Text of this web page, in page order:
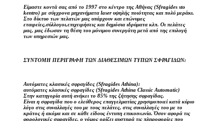
Είμαστε κοντά σας από το 1997 στο κέντρο της Αθήνας (Sfragides sto
kentro) με σύγχρονα μηχανήματα laser υψηλής ποιότητας και πολύ μεράκι.
Στο δίκτυο των πελατών μας υπάρχουν και επώνυμες
εταιρείες,σύλλογοι,επιχειρήσεις και δημόσια ιδρύματα κλπ. Οι πελάτες
μας, μας έδωσαν τη θέση του μόνιμου συνεργάτη μετά από της επιλογή
των υπηρεσιών μας.
ΣΥΝΤΟΜΗ ΠΕΡΙΓΡΑΦΗ ΤΩΝ ΔΙΑΘΕΣΙΜΩΝ ΤΥΠΩΝ ΣΦΡΑΓΙΔΩΝ:
Αυτόματες κλασικές σφραγίδες (Sfragides Athina):
αυτόματες κλασικές σφραγίδες (Sfragides Athina Classic Automatic)
Στην κατηγορία αυτή ανήκει το 85% της ζήτησης σφραγίδας.
Είναι η σφραγίδα που ο ελεύθερος επαγγελματίας χρησιμοποιεί κατά κύριο
λόγο στις συναλλαγές του με τους πελάτες, στις συναλλαγές του με το
κράτος ή ακόμα και σε κάθε είδους έντυπη επικοινωνία. Όσον αφορά τις
φορολογικές σφραγίδες, ο νόμος ορίζει αυστηρά τις πληροφορίες που